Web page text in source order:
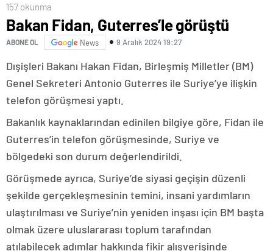
157 okunma
Bakan Fidan, Guterres’le görüştü
ABONE OL News 9 Aralık 2024 19:27
Dışişleri Bakanı Hakan Fidan, Birleşmiş Milletler (BM)
Genel Sekreteri Antonio Guterres ile Suriye’ye ilişkin
telefon görüşmesi yaptı.
Bakanlık kaynaklarından edinilen bilgiye göre, Fidan ile
Guterres’in telefon görüşmesinde, Suriye ve
bölgedeki son durum değerlendirildi.
Görüşmede ayrıca, Suriye’de siyasi geçişin düzenli
şekilde gerçekleşmesinin temini, insani yardımların
ulaştırılması ve Suriye’nin yeniden inşası için BM başta
olmak üzere uluslararası toplum tarafından
atılabilecek adımlar hakkında fikir alışverişinde